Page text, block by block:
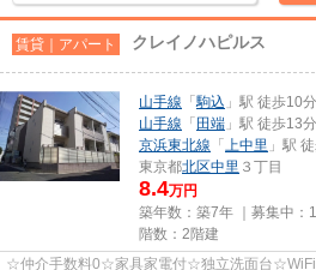
賃貸｜アパート クレイノハピルス
山手線 「駒込 」駅 徒歩10分
山手線 「 田端 」駅 徒歩13分
京浜東北線 「 上中里 」駅
東京都北区中里 ３丁目
8.4万円
築年数：築7年 ｜募集中：
階数：2階建
☆仲介手数料0☆家具家電付☆独立洗面台